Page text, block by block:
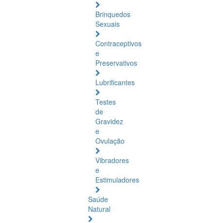
Brinquedos
Sexuais
Contraceptivos
e
Preservativos
Lubrificantes
Testes
de
Gravidez
e
Ovulação
Vibradores
e
Estimuladores
Saúde
Natural